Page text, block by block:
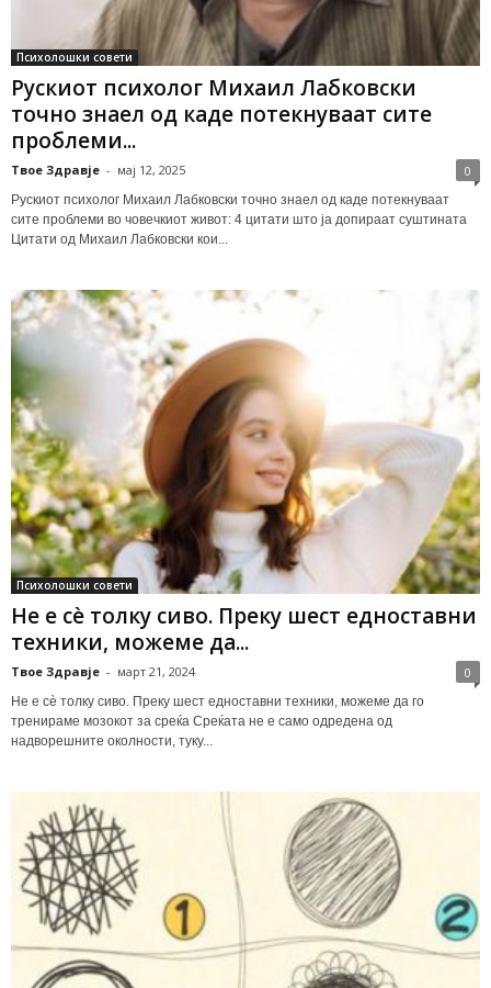
Психолошки совети
Рускиот психолог Михаил Лабковски
точно знаел од каде потекнуваат сите
проблеми...
Твое Здравје - мај 12, 2025 0
Рускиот психолог Михаил Лабковски точно знаел од каде потекнуваат
сите проблеми во човечкиот живот: 4 цитати што ја допираат суштината
Цитати од Михаил Лабковски кои...
Психолошки совети
Не е сè толку сиво. Преку шест едноставни
техники, можеме да...
Твое Здравје - март 21, 2024 0
Не е сè толку сиво. Преку шест едноставни техники, можеме да го
тренираме мозокот за среќа Среќата не е само одредена од
надворешните околности, туку...